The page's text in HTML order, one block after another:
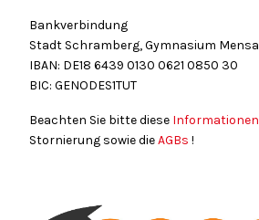
Bankverbindung
Stadt Schramberg, Gymnasium Mensa
IBAN: DE18 6439 0130 0621 0850 30
BIC: GENODES1TUT
Beachten Sie bitte diese Informationen
Stornierung sowie dieAGBs !